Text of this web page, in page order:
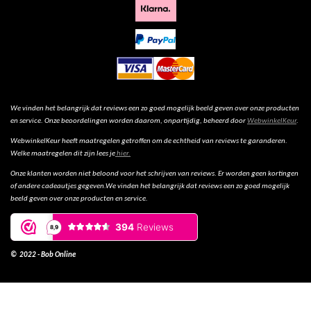
We vinden het belangrijk dat reviews een zo goed mogelijk beeld geven over onze producten
en service. Onze beoordelingen worden daarom, onpartijdig, beheerd doorWebwinkelKeur.
WebwinkelKeur heeft maatregelen getroffen om de echtheid van reviews te garanderen.
Welke maatregelen dit zijn lees jehier.
Onze klanten worden niet beloond voor het schrijven van reviews. Er worden geen kortingen
of andere cadeautjes gegeven.We vinden het belangrijk dat reviews een zo goed mogelijk
beeld geven over onze producten en service.
© 2022 - Bob Online